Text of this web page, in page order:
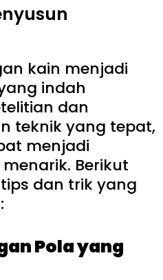
kain menjadi
indah
dan
teknik yang tepat,
menjadi
Berikut
dan trik yang
Pola yang